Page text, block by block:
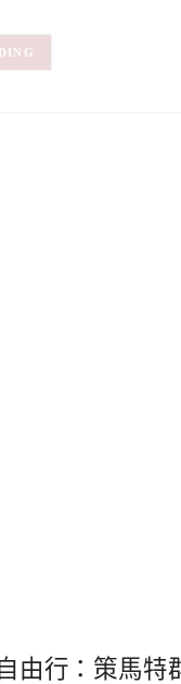
由行：策馬特